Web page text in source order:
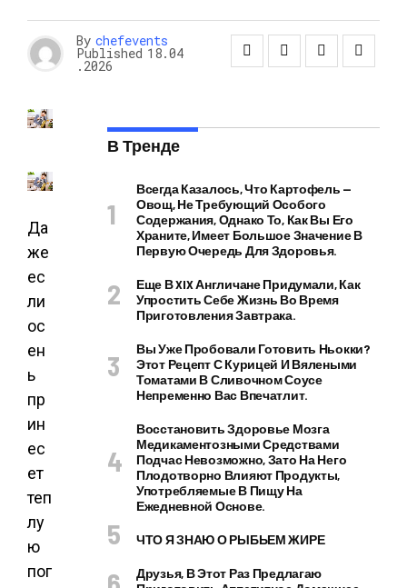
By chefevents
Published 18.04
.2026
Да
же
ес
ли
ос
ен
ь
пр
ин
ес
ет
теп
лу
ю
пог
В Тренде
Всегда Казалось, Что Картофель —
Овощ, Не Требующий Особого
Содержания, Однако То, Как Вы Его
Храните, Имеет Большое Значение В
Первую Очередь Для Здоровья.
Еще В XIX Англичане Придумали, Как
Упростить Себе Жизнь Во Время
Приготовления Завтрака.
Вы Уже Пробовали Готовить Ньокки?
Этот Рецепт С Курицей И Вялеными
Томатами В Сливочном Соусе
Непременно Вас Впечатлит.
Восстановить Здоровье Мозга
Медикаментозными Средствами
Подчас Невозможно, Зато На Него
Плодотворно Влияют Продукты,
Употребляемые В Пищу На
Ежедневной Основе.
ЧТО Я ЗНАЮ О РЫБЬЕМ ЖИРЕ
Друзья, В Этот Раз Предлагаю